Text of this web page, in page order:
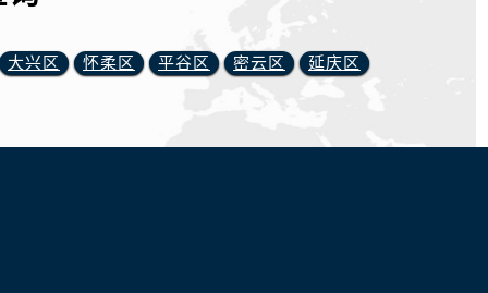
大兴区 怀柔区 平谷区 密云区 延庆区